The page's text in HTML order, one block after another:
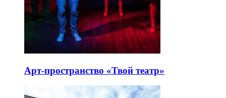
Арт-пространство «Твой театр»